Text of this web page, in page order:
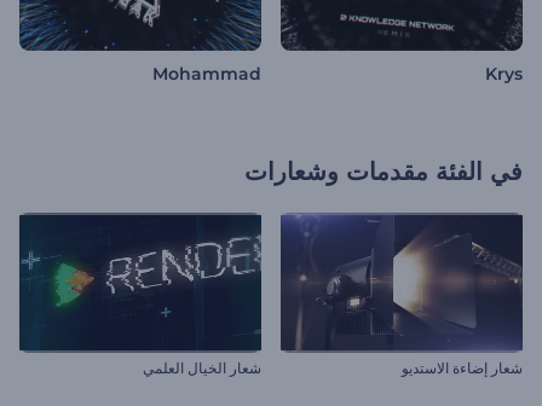
Krys
Mohammad
في الفئة مقدمات وشعارات
شعار إضاءة الاستديو شعار الخيال العلمي